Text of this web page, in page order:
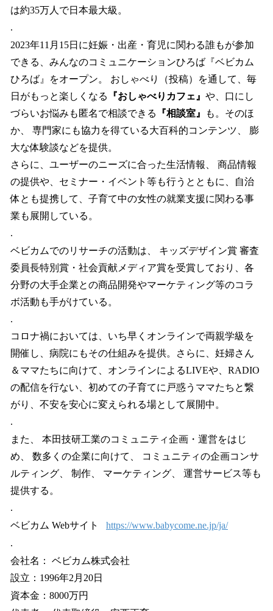
は約35万人で日本最大級。
.
2023年11月15日に妊娠・出産・育児に関わる誰もが参加
できる、みんなのコミュニケーションひろば『ベビカム
ひろば』をオープン。 おしゃべり（投稿）を通して、毎
日がもっと楽しくなる
『おしゃべりカフェ』 や、口にし
づらいお悩みも匿名で相談できる
『相談室』
も。そのほ
か、 専門家にも協力を得ている大百科的コンテンツ、 膨
大な体験談などを提供。
さらに、ユーザーのニーズに合った生活情報、 商品情報
の提供や、セミナー・イベント等も行うとともに、自治
体とも提携して、子育て中の女性の就業支援に関わる事
業も展開している。
.
ベビカムでのリサーチの活動は、 キッズデザイン賞 審査
委員長特別賞・社会貢献メディア賞を受賞しており、各
分野の大手企業との商品開発やマーケティング等のコラ
ボ活動も手がけている。
.
コロナ禍においては、いち早くオンラインで両親学級を
開催し、病院にもその仕組みを提供。さらに、妊婦さん
＆ママたちに向けて、オンラインによるLIVEや、RADIO
の配信を行ない、初めての子育てに戸惑うママたちと繋
がり、不安を安心に変えられる場として展開中。
.
また、 本田技研工業のコミュニティ企画・運営をはじ
め、 数多くの企業に向けて、 コミュニティの企画コンサ
ルティング、 制作、 マーケティング、 運営サービス等も
提供する。
.
ベビカム Webサイト https://www.babycome.ne.jp/ja/
.
会社名： ベビカム株式会社
設立：1996年2月20日
資本金：8000万円